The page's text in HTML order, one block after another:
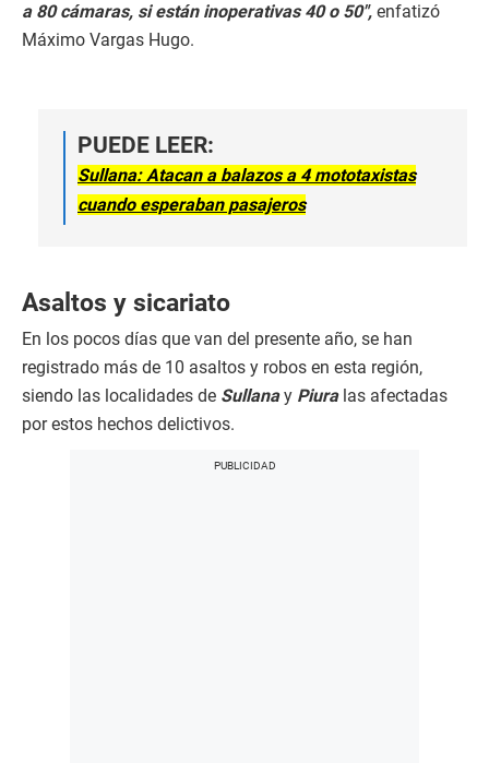
a 80 cámaras, si están inoperativas 40 o 50″, enfatizó
Máximo Vargas Hugo.
PUEDE LEER:
Sullana: Atacan a balazos a 4 mototaxistas
cuando esperaban pasajeros
Asaltos y sicariato
En los pocos días que van del presente año, se han
registrado más de 10 asaltos y robos en esta región,
siendo las localidades de Sullanay Piuralas afectadas
por estos hechos delictivos.